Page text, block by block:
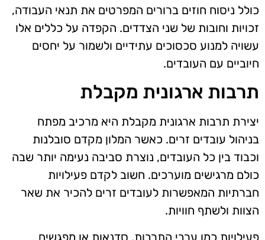
כולל ניסוח חוזים ברורים המפרטים את תנאי העבודה,
זכויות וחובות של שני הצדדים. הקפדה על כללים אלו
עשויה למנוע סכסוכים עתידיים ולשמור על יחסים
חיוביים עם העובדים.
תרבות ארגונית מקבלת
יצירת תרבות ארגונית מקבלת היא מרכיב מפתח
בניהול עובדים זרים. כאשר המלון מקדם סובלנות
וכבוד בין כל העובדים, נוצרת סביבה נעימה יותר שבה
כולם מרגישים מוערכים. חשוב לקדם פעילויות
חברתיות המאפשרות לעובדים זרים להכיר את שאר
הצוות ולשתף חוויות.
פעילויות כמו ערבי התרבות, סדנאות או מפגשים